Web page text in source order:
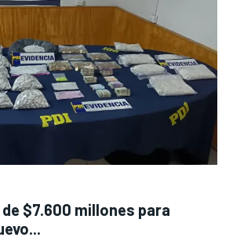
$7.600 millones para